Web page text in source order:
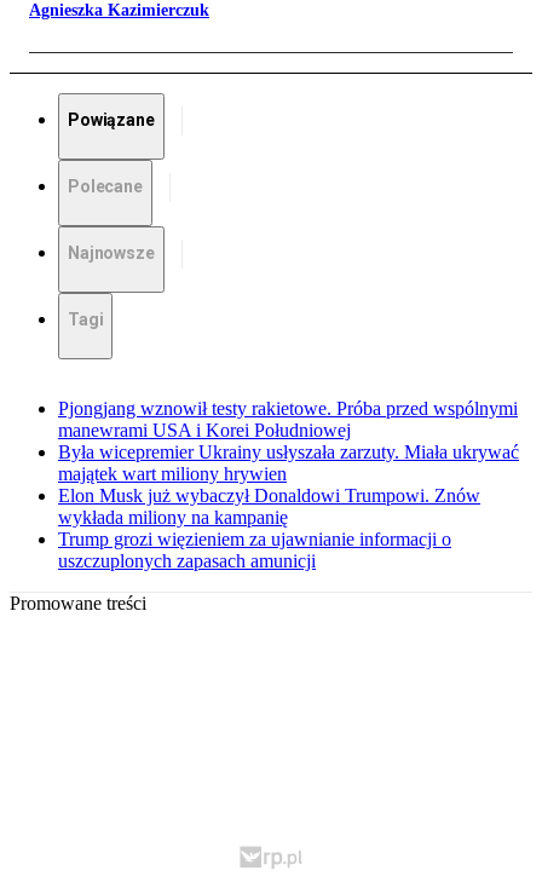
Agnieszka Kazimierczuk
Powiązane
Polecane
Najnowsze
Tagi
Pjongjang wznowił testy rakietowe. Próba przed wspólnymi
manewrami USA i Korei Południowej
Była wicepremier Ukrainy usłyszała zarzuty. Miała ukrywać
majątek wart miliony hrywien
Elon Musk już wybaczył Donaldowi Trumpowi. Znów
wykłada miliony na kampanię
Trump grozi więzieniem za ujawnianie informacji o
uszczuplonych zapasach amunicji
Promowane treści